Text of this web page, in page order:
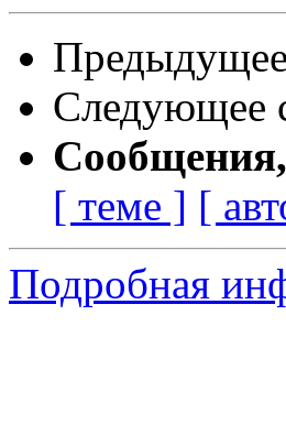
Следующее
[ теме ] [
Подробная